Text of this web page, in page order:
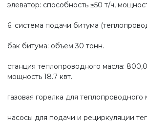
элеватор: способность ≥50 т/ч,
6. система подачи битума
бак битума: объем 30 тонн.
станция теплопроводного масла:
мощность 18.7 квт.
газовая горелка для теплопроводного
насосы для подачи и рециркуляции